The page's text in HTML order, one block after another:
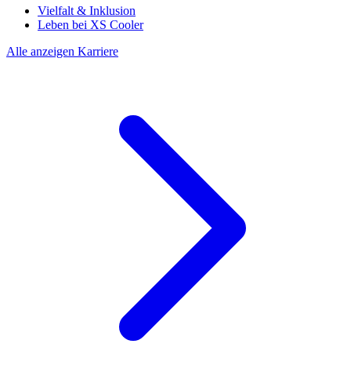
Vielfalt & Inklusion
Leben bei XS Cooler
Alle anzeigen Karriere